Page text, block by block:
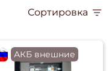
Сортировка
АКБ внешние